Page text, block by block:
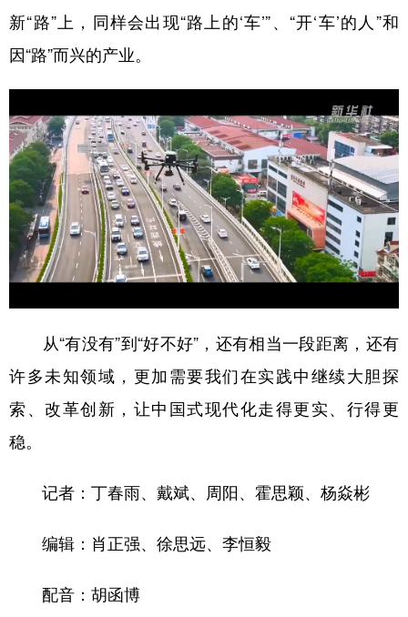
新“路”上，同样会出现“路上的‘车’”、“开‘车’的人”和
因“路”而兴的产业。
从“有没有”到“好不好”，还有相当一段距离，还有
许多未知领域，更加需要我们在实践中继续大胆探
索、改革创新，让中国式现代化走得更实、行得更
稳。
记者：丁春雨、戴斌、周阳、霍思颖、杨焱彬
编辑：肖正强、徐思远、李恒毅
配音：胡函博